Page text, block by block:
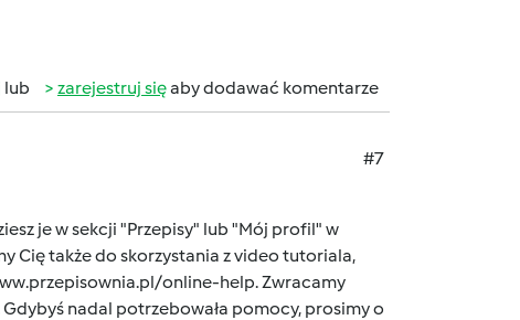
lub zarejestruj sięaby dodawać komentarze
#7
je w sekcji "Przepisy" lub "Mój profil" w
Cię także do skorzystania z video tutoriala,
online-help. Zwracamy
nadal potrzebowała pomocy, prosimy o